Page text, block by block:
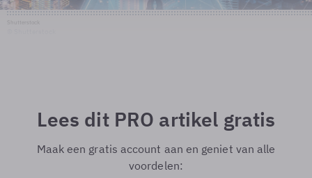
Lees dit PRO artikel gratis
Maak een gratis account aan en geniet van alle
voordelen: